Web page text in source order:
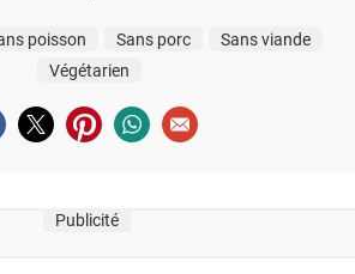
poisson Sans porc
Sans viande
Végétarien
sur facebook
Partager sur twitter
Partager sur pinterest
Partager sur whatsapp
Envoyer à un ami
Publicité